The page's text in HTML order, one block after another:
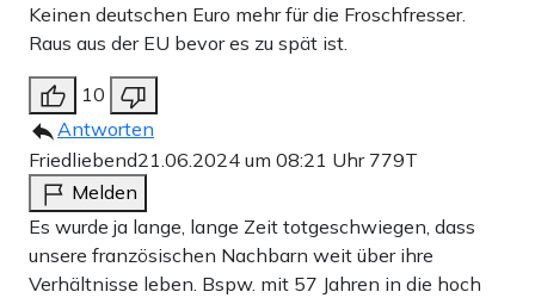
Keinen deutschen Euro mehr für die Froschfresser.
Raus aus der EU bevor es zu spät ist.
10
Antworten
Friedliebend21.06.2024 um 08:21 Uhr 779T
Melden
Es wurde ja lange, lange Zeit totgeschwiegen, dass
unsere französischen Nachbarn weit über ihre
Verhältnisse leben. Bspw. mit 57 Jahren in die hoch